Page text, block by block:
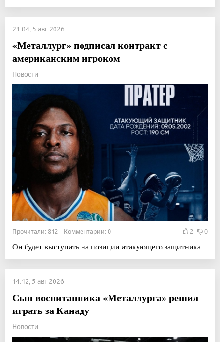
21:04, 5 авг 2026
«Металлург» подписал контракт с
американским игроком
Новости
Прочитали: 812 Комментарии: 0 2 0
Он будет выступать на позиции атакующего защитника
14:12, 5 авг 2026
Сын воспитанника «Металлурга» решил
играть за Канаду
Новости